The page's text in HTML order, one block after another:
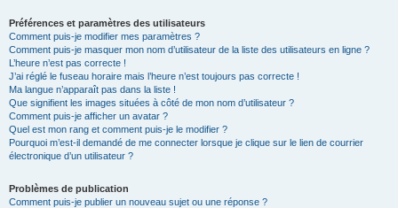
Préférences et paramètres des utilisateurs
Comment puis-je modifier mes paramètres ?
Comment puis-je masquer mon nom d’utilisateur de la liste des utilisateurs en ligne ?
L’heure n’est pas correcte !
J’ai réglé le fuseau horaire mais l’heure n’est toujours pas correcte !
Ma langue n’apparaît pas dans la liste !
Que signifient les images situées à côté de mon nom d’utilisateur ?
Comment puis-je afficher un avatar ?
Quel est mon rang et comment puis-je le modifier ?
Pourquoi m’est-il demandé de me connecter lorsque je clique sur le lien de courrier
électronique d’un utilisateur ?
Problèmes de publication
Comment puis-je publier un nouveau sujet ou une réponse ?